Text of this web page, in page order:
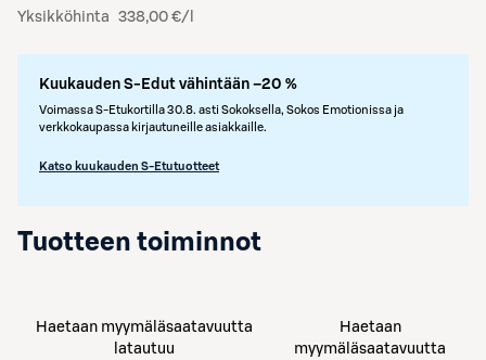
Yksikköhinta 338,00 €/l
Kuukauden S-Edut vähintään –20 %
Voimassa S-Etukortilla 30.8. asti Sokoksella, Sokos Emotionissa ja
verkkokaupassa kirjautuneille asiakkaille.
Katso kuukauden S-Etutuotteet
Tuotteen toiminnot
Haetaan myymäläsaatavuutta
latautuu
Haetaan
myymäläsaatavuutta